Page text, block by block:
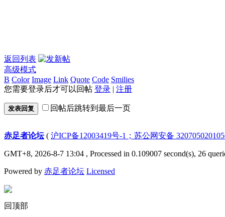
返回列表
高级模式
B Color Image Link Quote Code Smilies
您需要登录后才可以回帖 登录 | 注册
发表回复 回帖后跳转到最后一页
赤足者论坛( 沪ICP备12003419号-1；苏公网安备
GMT+8, 2026-8-7 13:04 , Processed in 0.109007 second(s), 26
Powered by 赤足者论坛 Licensed
回顶部